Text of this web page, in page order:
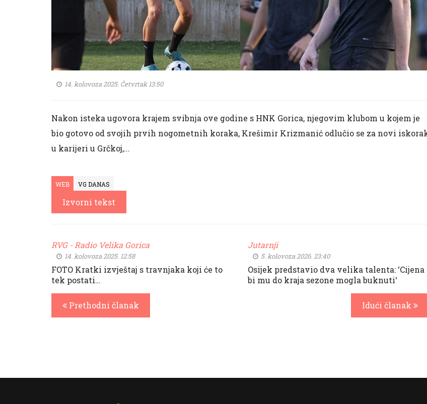
14. kolovoza 2025. Četvrtak 13:50
Nakon isteka ugovora krajem svibnja ove godine s HNK Gorica, njegovim klubom u kojem je
bio gotovo od svojih prvih nogometnih koraka, Krešimir Krizmanić odlučio se za novi
u karijeri u Grčkoj,...
WEB VG DANAS
Izvorni tekst
RVG - Radio Velika Gorica
14. kolovoza 2025. 12:58
FOTO Kratki izvještaj s travnjaka koji će to
tek postati…
Prethodni članak
Jutarnji
5. kolovoza 2026. 23:40
Osijek predstavio dva velika talenta: ‘Cijena
bi mu do kraja sezone mogla buknuti‘
Idući članak